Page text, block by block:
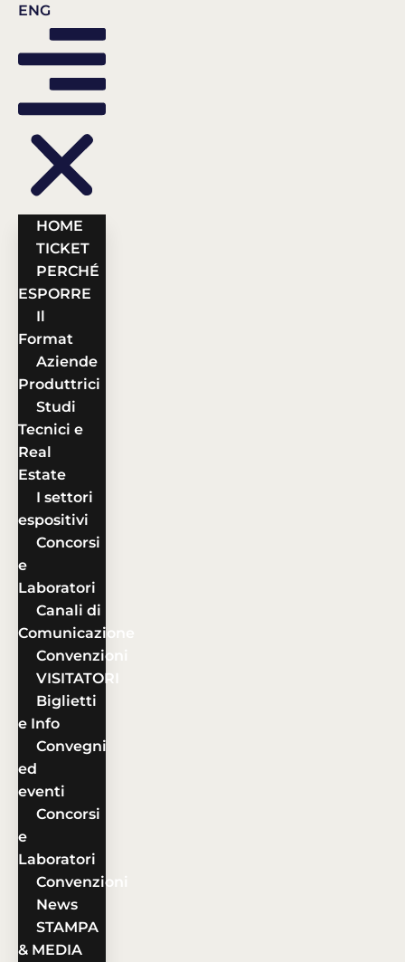
ENG
HOME
TICKET
PERCHÉ
ESPORRE
Il
Format
Aziende
Produttrici
Studi
Tecnici e
Real
Estate
I settori
espositivi
Concorsi
e
Laboratori
Canali di
Comunicazione
Convenzioni
VISITATORI
Biglietti
e Info
Convegni
ed
eventi
Concorsi
e
Laboratori
Convenzioni
News
STAMPA
& MEDIA